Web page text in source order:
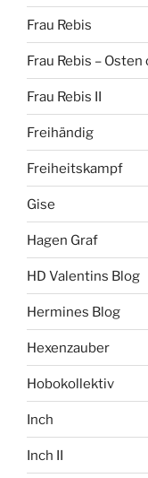
Frau Rebis
Frau Rebis – Osten
Frau Rebis II
Freihändig
Freiheitskampf
Gise
Hagen Graf
HD Valentins Blog
Hermines Blog
Hexenzauber
Hobokollektiv
Inch
Inch II